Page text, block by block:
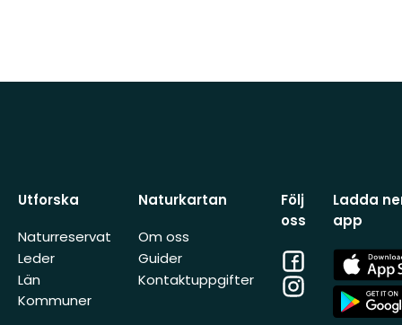
Utforska
Naturreservat
Leder
Län
Kommuner
Naturkartan
Om oss
Guider
Kontaktuppgifter
Följ
oss
Facebook
Instagram
Ladda
app
App
Store
App
Store